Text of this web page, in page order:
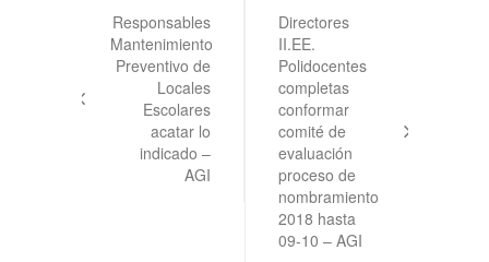
de
entradas
Responsables
Mantenimiento
Preventivo de
Locales
Escolares
acatar lo
indicado –
AGI
Directores
II.EE.
Polidocentes
completas
conformar
comité de
evaluación
proceso de
nombramiento
2018 hasta
09-10 – AGI